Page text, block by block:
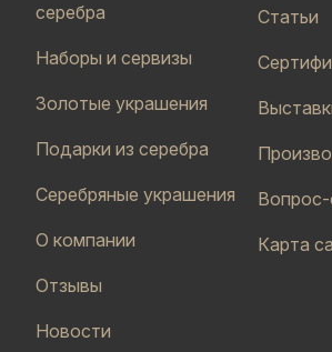
серебра
Наборы и сервизы
Золотые украшения
Подарки из серебра
Серебряные украшения
О компании
Отзывы
Новости
Статьи
Карта